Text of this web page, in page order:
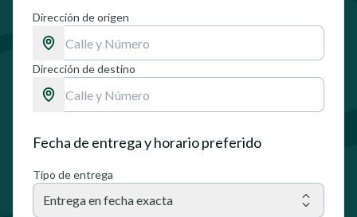
Dirección de origen
Dirección de destino
Fecha de entrega y horario preferido
Tipo de entrega
Entrega en fecha exacta